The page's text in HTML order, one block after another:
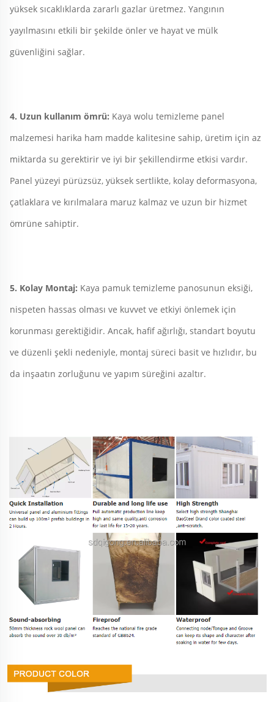
yüksek sıcaklıklarda zararlı gazlar üretmez. Yangının
yayılmasını etkili bir şekilde önler ve hayat ve mülk
güvenliğini sağlar.
4. Uzun kullanım ömrü: Kaya wolu temizleme panel
malzemesi harika ham madde kalitesine sahip, üretim için az
miktarda su gerektirir ve iyi bir şekillendirme etkisi vardır.
Panel yüzeyi pürüzsüz, yüksek sertlikte, kolay deformasyona,
çatlaklara ve kırılmalara maruz kalmaz ve uzun bir hizmet
ömrüne sahiptir.
5. Kolay Montaj: Kaya pamuk temizleme panosunun eksiği,
nispeten hassas olması ve kuvvet ve etkiyi önlemek için
korunması gerektiğidir. Ancak, hafif ağırlığı, standart boyutu
ve düzenli şekli nedeniyle, montaj süreci basit ve hızlıdır, bu
da inşaatın zorluğunu ve yapım süreğini azaltır.